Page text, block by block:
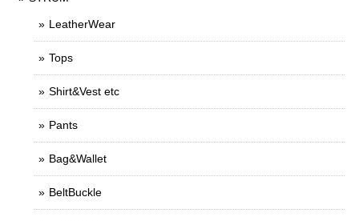
LeatherWear
Tops
Shirt&Vest etc
Pants
Bag&Wallet
BeltBuckle